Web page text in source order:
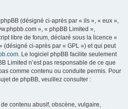
(désigné ci-après par « ils », « eux »,
», « phpBB Limited »,
libre de forum, déclaré sous la licence «
(désigné ci-après par « GPL ») et qui peut
. Le logiciel phpBB facilite seulement
Limited n’est pas responsable de ce que
comme contenu ou conduite permis. Pour
de phpBB, veuillez consulter :
contenu abusif, obscène, vulgaire,